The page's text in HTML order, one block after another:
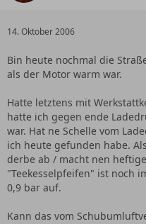
14. Oktober 2006
Bin heute nochmal die
als der Motor warm war.
Hatte letztens mit
hatte ich gegen ende
war. Hat ne Schelle vom
ich heute gefunden habe.
derbe ab / macht nen
"Teekesselpfeifen" ist noch
0,9 bar auf.
Kann das vom